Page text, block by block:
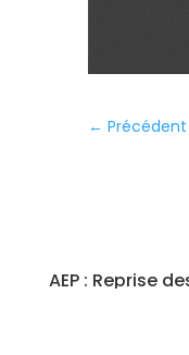
← Précédent
AEP : Reprise